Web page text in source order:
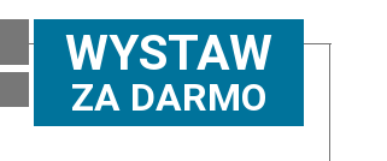
WYSTAW
ZA DARMO